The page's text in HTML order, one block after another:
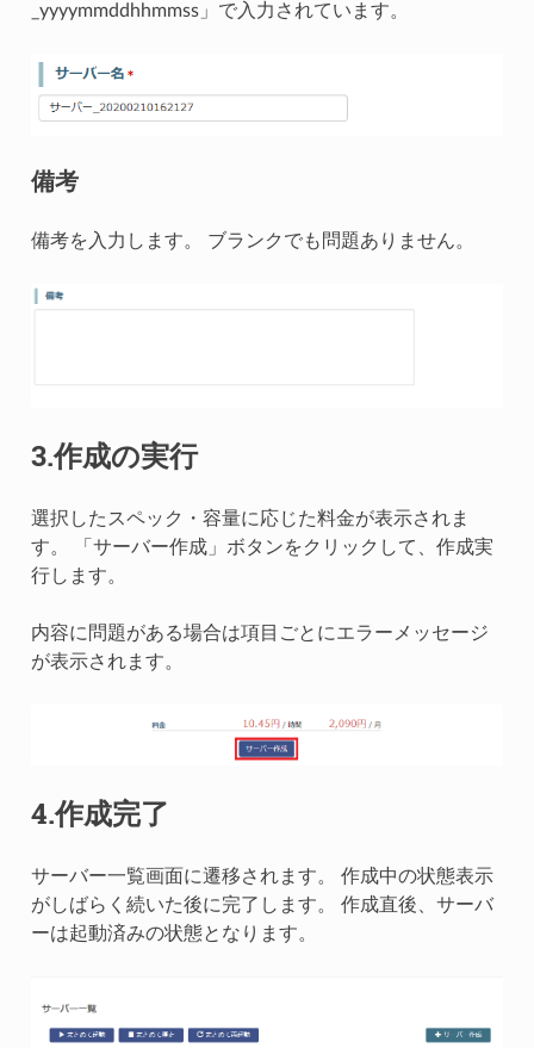
_yyyymmddhhmmss」で入力されています。
備考
備考を入力します。 ブランクでも問題ありません。
3.作成の実行
選択したスペック・容量に応じた料金が表示されま
す。 「サーバー作成」ボタンをクリックして、作成実
行します。
内容に問題がある場合は項目ごとにエラーメッセージ
が表示されます。
4.作成完了
サーバー一覧画面に遷移されます。 作成中の状態表示
がしばらく続いた後に完了します。 作成直後、サーバ
ーは起動済みの状態となります。